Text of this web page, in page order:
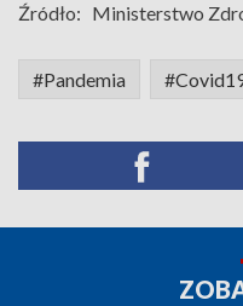
Źródło: Ministerstwo
#Pandemia